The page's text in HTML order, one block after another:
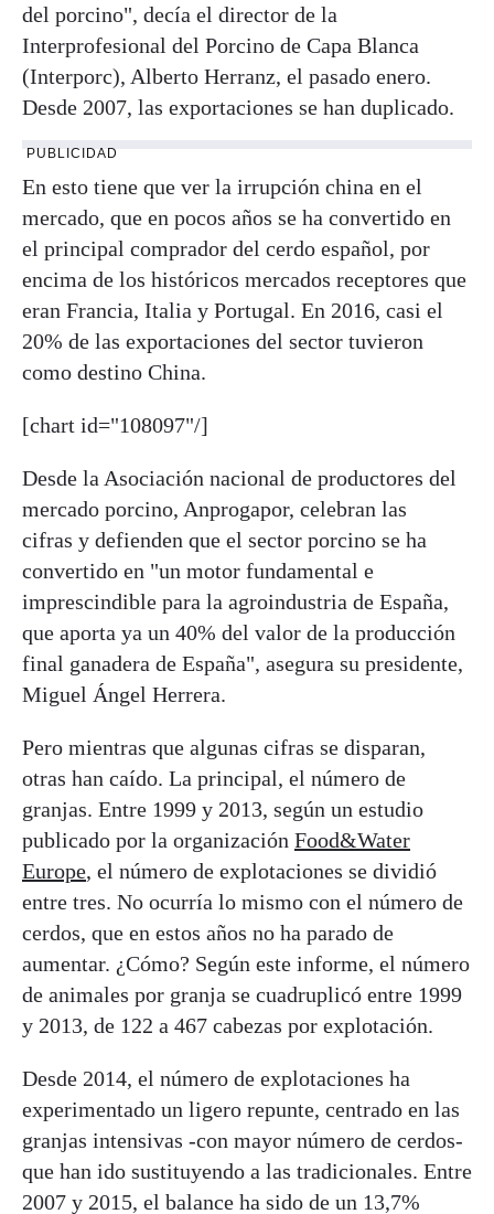
del porcino", decía el director de la
Interprofesional del Porcino de Capa Blanca
(Interporc), Alberto Herranz, el pasado enero.
Desde 2007, las exportaciones se han duplicado.
PUBLICIDAD
En esto tiene que ver la irrupción china en el
mercado, que en pocos años se ha convertido en
el principal comprador del cerdo español, por
encima de los históricos mercados receptores que
eran Francia, Italia y Portugal. En 2016, casi el
20% de las exportaciones del sector tuvieron
como destino China.
[chart id="108097"/]
Desde la Asociación nacional de productores del
mercado porcino, Anprogapor, celebran las
cifras y defienden que el sector porcino se ha
convertido en "un motor fundamental e
imprescindible para la agroindustria de España,
que aporta ya un 40% del valor de la producción
final ganadera de España", asegura su presidente,
Miguel Ángel Herrera.
Pero mientras que algunas cifras se disparan,
otras han caído. La principal, el número de
granjas. Entre 1999 y 2013, según un estudio
publicado por la organización Food&Water
Europe, el número de explotaciones se dividió
entre tres. No ocurría lo mismo con el número de
cerdos, que en estos años no ha parado de
aumentar. ¿Cómo? Según este informe, el número
de animales por granja se cuadruplicó entre 1999
y 2013, de 122 a 467 cabezas por explotación.
Desde 2014, el número de explotaciones ha
experimentado un ligero repunte, centrado en las
granjas intensivas -con mayor número de cerdos-
que han ido sustituyendo a las tradicionales. Entre
2007 y 2015, el balance ha sido de un 13,7%